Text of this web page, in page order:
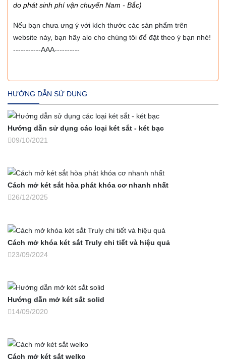
do phát sinh phí vận chuyển Nam - Bắc)
Nếu bạn chưa ưng ý với kích thước các sản phẩm trên
website này, bạn hãy alo cho chúng tôi để đặt theo ý bạn nhé!
-----------AAA----------
HƯỚNG DẪN SỬ DỤNG
Hướng dẫn sử dụng các loại két sắt - két bạc
09/10/2021
Cách mở két sắt hòa phát khóa cơ nhanh nhất
26/12/2025
Cách mở khóa két sắt Truly chi tiết và hiệu quả
23/09/2024
Hướng dẫn mở két sắt solid
14/09/2020
Cách mở két sắt welko